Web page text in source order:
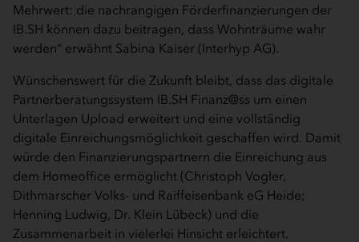
Mehrwert: die nachrangigen Förderfinanzierungen der
IB.SH können dazu beitragen, dass Wohnträume wahr
werden“ erwähnt Sabina Kaiser (Interhyp AG).
Wünschenswert für die Zukunft bleibt, dass das digitale
Partnerberatungssystem IB.SH Finanz@ss um einen
Unterlagen Upload erweitert und eine vollständig
digitale Einreichungsmöglichkeit geschaffen wird. Damit
würde den Finanzierungspartnern die Einreichung aus
dem Homeoffice ermöglicht (Christoph Vogler,
Dithmarscher Volks- und Raiffeisenbank eG Heide;
Henning Ludwig, Dr. Klein Lübeck) und die
Zusammenarbeit in vielerlei Hinsicht erleichtert.